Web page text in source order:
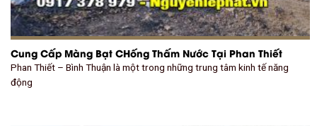
Cung Cấp Màng Bạt CHống Thấm Nước Tại Phan Thiết
Phan Thiết – Bình Thuận là một trong những trung tâm kinh tế năng
động